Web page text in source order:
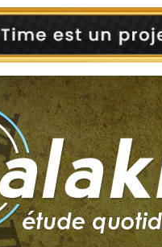
2 personnes
30
Il reste 49
12 nouvelles
29 personnes